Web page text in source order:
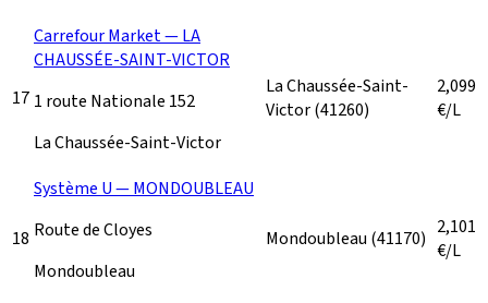
17
Carrefour Market — LA
CHAUSSÉE-SAINT-VICTOR
1 route Nationale 152
La Chaussée-Saint-Victor
La Chaussée-Saint-
Victor(41260)
2,099
€/L
18
Système U — MONDOUBLEAU
Route de Cloyes
Mondoubleau
Mondoubleau (41170) 2,101
€/L